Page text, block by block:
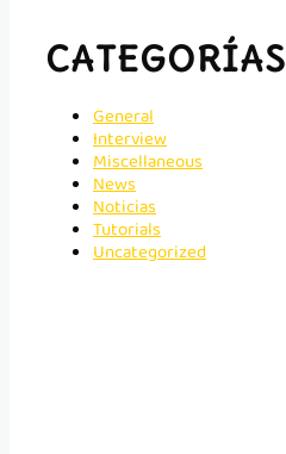
CATEGORÍAS
General
Interview
Miscellaneous
News
Noticias
Tutorials
Uncategorized